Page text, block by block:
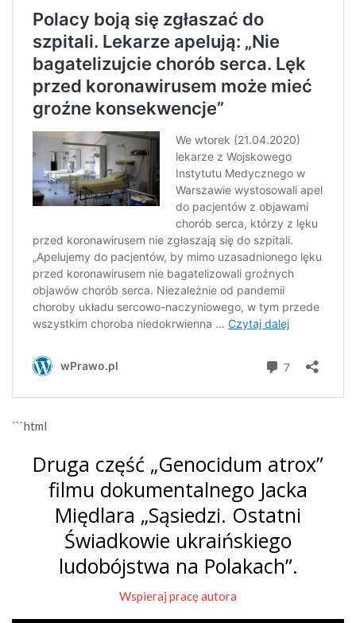
```html
Druga część „Genocidum atrox”
filmu dokumentalnego Jacka
Międlara „Sąsiedzi. Ostatni
Świadkowie ukraińskiego
ludobójstwa na Polakach”.
Wspieraj pracę autora